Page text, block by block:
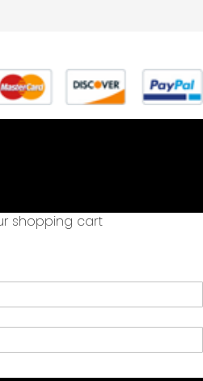
shopping cart